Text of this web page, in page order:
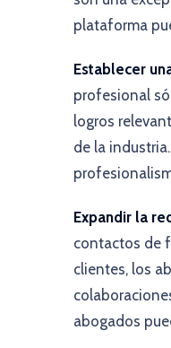
plataforma
Establecer
profesional
logros
de la
Expandir la
contactos de
clientes, los
abogados